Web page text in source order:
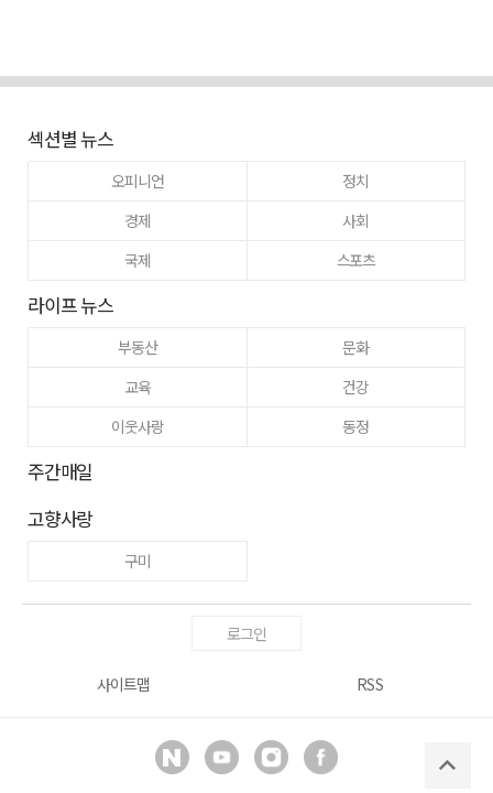
섹션별 뉴스
오피니언
정치
경제
사회
국제
스포츠
라이프 뉴스
부동산
문화
교육
건강
이웃사랑
동정
주간매일
고향사랑
구미
로그인
사이트맵 RSS